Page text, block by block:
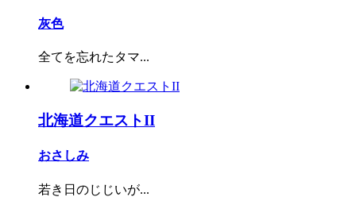
灰色
全てを忘れたタマ...
北海道クエストII
おさしみ
若き日のじじいが...